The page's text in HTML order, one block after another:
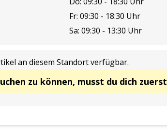
Fr: 09:30 - 18:30 Uhr
Sa: 09:30 - 13:30 Uhr
an diesem Standort verfügbar.
zu können, musst du dich zuerst